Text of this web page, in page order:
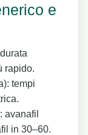
e
rapido.
tempi
avanafil
in 30–60.